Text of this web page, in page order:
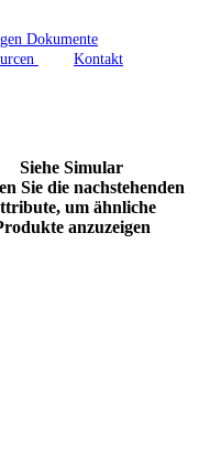
Dokumente
Kontakt
Siehe Simular
Sie die nachstehenden
um ähnliche
anzuzeigen